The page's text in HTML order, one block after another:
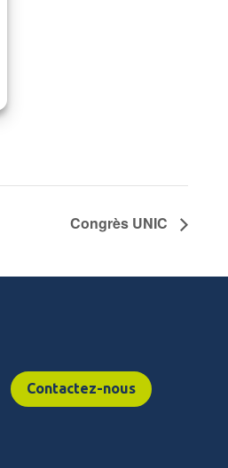
Congrès UNIC
Contactez-nous